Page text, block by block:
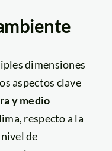
dimensiones
aspectos clave
y medio
respecto a la
de